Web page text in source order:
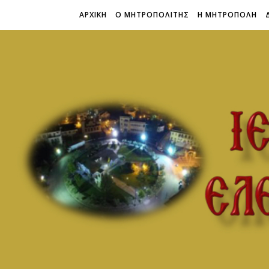
ΑΡΧΙΚΗ Ο ΜΗΤΡΟΠΟΛΙΤΗΣ Η ΜΗΤΡΟΠΟΛΗ